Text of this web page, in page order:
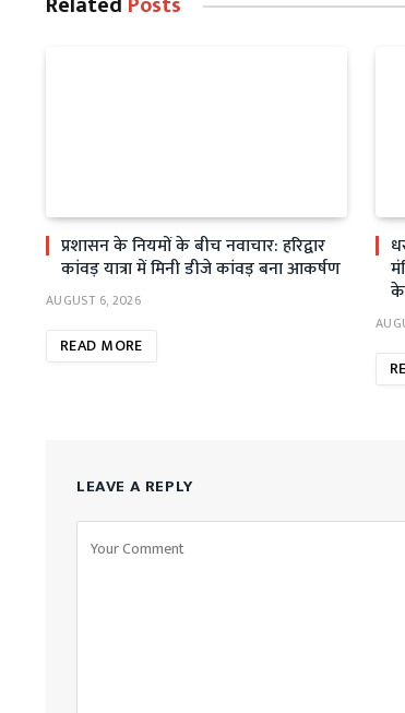
प्रशासन के नियमों के बीच नवाचार: हरिद्वार
कांवड़ यात्रा में मिनी डीजे कांवड़ बना आकर्षण
AUGUST 6, 2026
READ MORE
के
LEAVE A REPLY